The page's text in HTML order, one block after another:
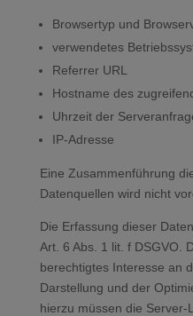
Browsertyp und
verwendetes
Referrer URL
Hostname des
Uhrzeit der
IP-Adresse
Eine Zusammenführung
Datenquellen wird nicht
Die Erfassung dieser
Art. 6 Abs. 1 lit. f DSGVO.
berechtigtes Interesse an
Darstellung und der
hierzu müssen die Server-